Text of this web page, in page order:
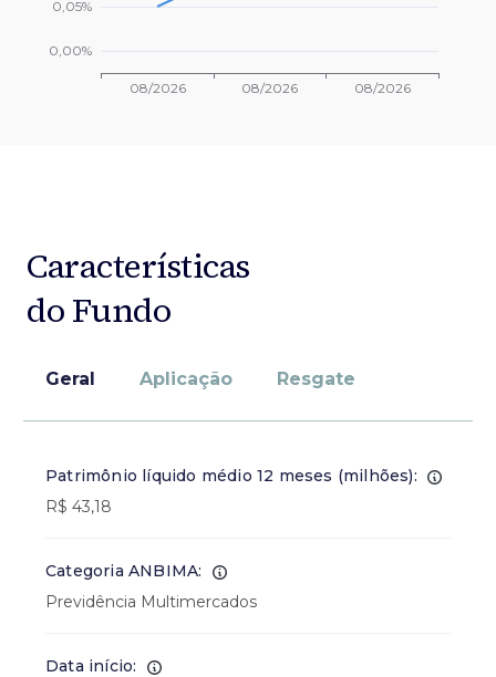
Características
do Fundo
Geral Aplicação Resgate
Patrimônio líquido médio 12 meses (milhões):
R$ 43,18
Categoria ANBIMA:
Previdência Multimercados
Data início: